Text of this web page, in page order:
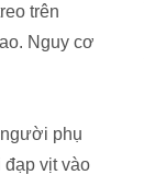
trên
Nguy cơ
phụ
đạp vịt vào